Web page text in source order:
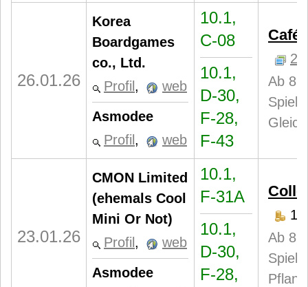
26.01.26
Korea
Boardgames
co., Ltd.
Profil ,
web
Asmodee
Profil , web
10.1,
C-08
10.1,
D-30,
F-28,
F-43
Café
2
Ab 8
23.01.26
CMON Limited
(ehemals Cool
Mini Or Not)
Profil ,
web
Asmodee
10.1,
F-31A
10.1,
D-30,
F-28,
Ab 8